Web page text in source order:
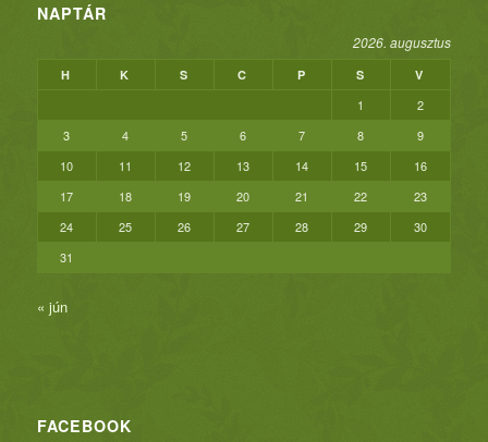
NAPTÁR
2026. augusztus
H K S C P S V
1
2
3
4 5 6 7 8
9
10
11 12 13 14 15
16
17
18 19 20 21 22
23
24
25 26 27 28 29
30
31
« jún
FACEBOOK